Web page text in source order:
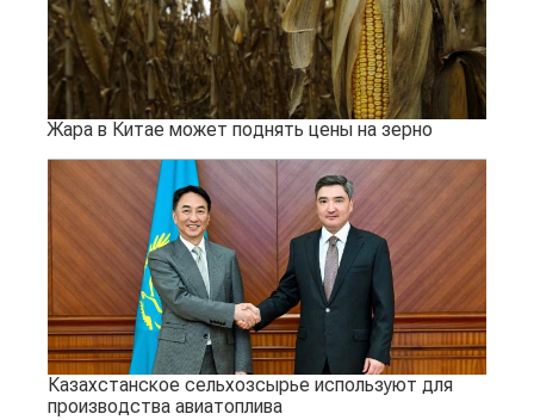
Жара в Китае может поднять цены на зерно
Казахстанское сельхозсырье используют для
производства авиатоплива